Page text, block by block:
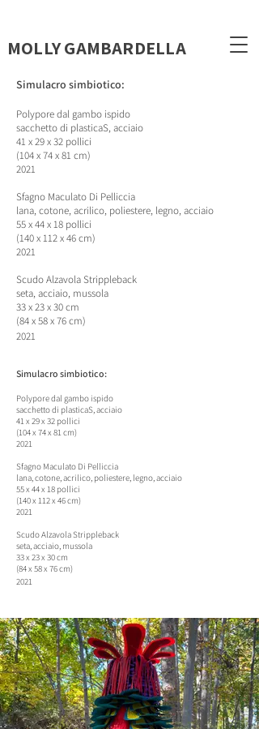
MOLLY GAMBARDELLA
Simulacro simbiotico:
Polypore dal gambo ispido
sacchetto di plasticaS, acciaio
41 x 29 x 32 pollici
(104 x 74 x 81 cm)
2021
Sfagno Maculato Di Pelliccia
lana, cotone, acrilico, poliestere, legno, acciaio
55 x 44 x 18 pollici
(140 x 112 x 46 cm)
2021
Scudo Alzavola Strippleback
seta, acciaio, mussola
33 x 23 x 30 cm
(84 x 58 x 76 cm)
2021
Simulacro simbiotico:
Polypore dal gambo ispido
sacchetto di plasticaS, acciaio
41 x 29 x 32 pollici
(104 x 74 x 81 cm)
2021
Sfagno Maculato Di Pelliccia
lana, cotone, acrilico, poliestere, legno, acciaio
55 x 44 x 18 pollici
(140 x 112 x 46 cm)
2021
Scudo Alzavola Strippleback
seta, acciaio, mussola
33 x 23 x 30 cm
(84 x 58 x 76 cm)
2021